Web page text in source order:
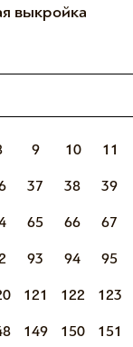
выкройка
9 10 11
37 38 39
65 66 67
93 94 95
121 122 123
149 150 151